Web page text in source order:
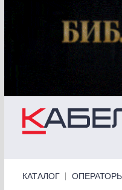
КАТАЛОГ